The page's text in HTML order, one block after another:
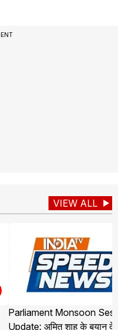
VIEW ALL
Parliament Monsoon
Update: अमित शाह के बयान